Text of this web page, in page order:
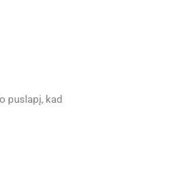
puslapį, kad